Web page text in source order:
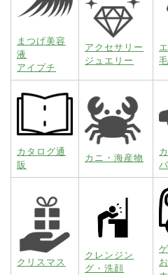
まつげ美容
液
アイプチ
アクセサリー
ジュエリー
カタログ通
販
カニ・海産物
クリスマス
クレンジン
グ・洗顔